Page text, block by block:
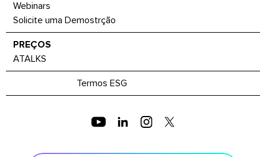
Webinars
Solicite uma Demostrção
PREÇOS
ATALKS
Termos ESG